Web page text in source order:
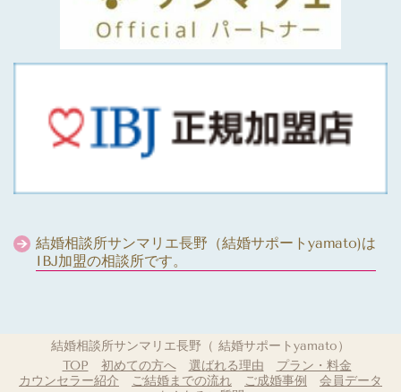
結婚相談所サンマリエ長野（結婚サポートyamato)は
IBJ加盟の相談所です。
結婚相談所サンマリエ長野（ 結婚サポートyamato）
TOP
初めての方へ 選ばれる理由
プラン・料金
カウンセラー紹介
ご結婚までの流れ ご成婚事例
会員データ